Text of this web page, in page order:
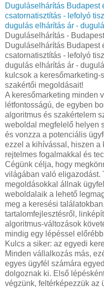
Duguláselhárítás Budapest
csatornatisztítás - lefolyó
dugulás elhárítás ár -
Duguláselhárítás -
Duguláselhárítás Budapest
csatornatisztítás - lefolyó
dugulás elhárítás ár -
kulcsok a
szakértői megoldásait!
A keresőmarketing minden
létfontosságú, de egyben
algoritmus és szakértelem
weboldal megfelelő helyen
és vonzza a potenciális
ezzel a kihívással, hiszen a
rejtelmes fogalmakkal és
Cégünk célja, hogy
világában való eligazodást.
megoldásokkal állnak
weboldalaik a lehető
meg a keresési
tartalomfejlesztésről,
algoritmus-változások
mindig egy lépéssel előrébb
Kulcs a siker: az egyedi
Minden vállalkozás más,
egyes ügyfél számára
dolgoznak ki. Első
végzünk, feltérképezzük az